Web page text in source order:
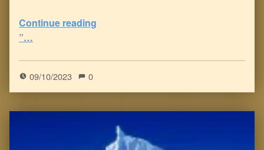
Continue reading
”…
09/10/2023 0